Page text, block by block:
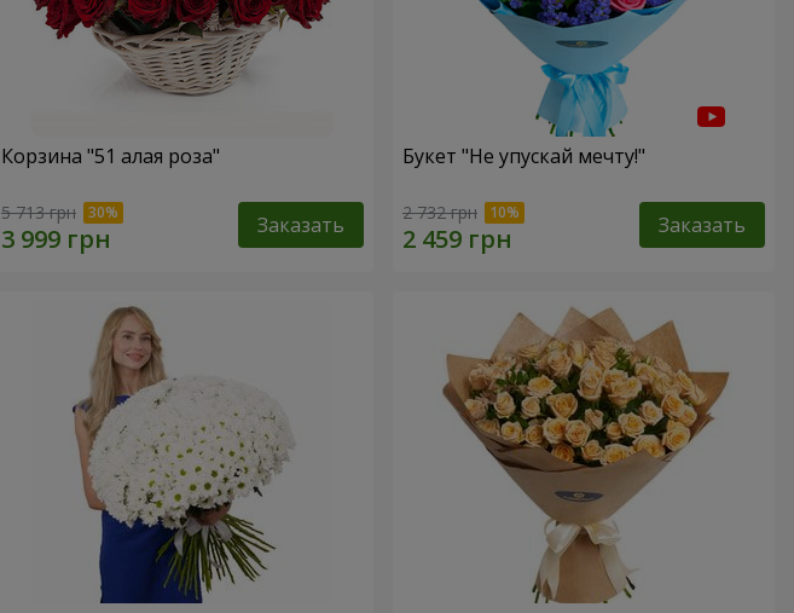
Корзина "51 алая роза"
5 713 грн Заказать
Букет "Не упускай мечту!"
2 732 грн Заказать